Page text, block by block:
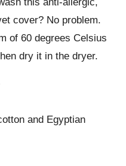
cover? No problem.
of 60 degrees Celsius
dry it in the dryer.
and Egyptian